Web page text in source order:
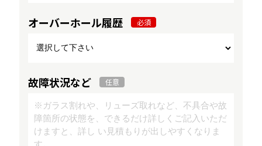
オーバーホール履歴 必須
故障状況など 任意